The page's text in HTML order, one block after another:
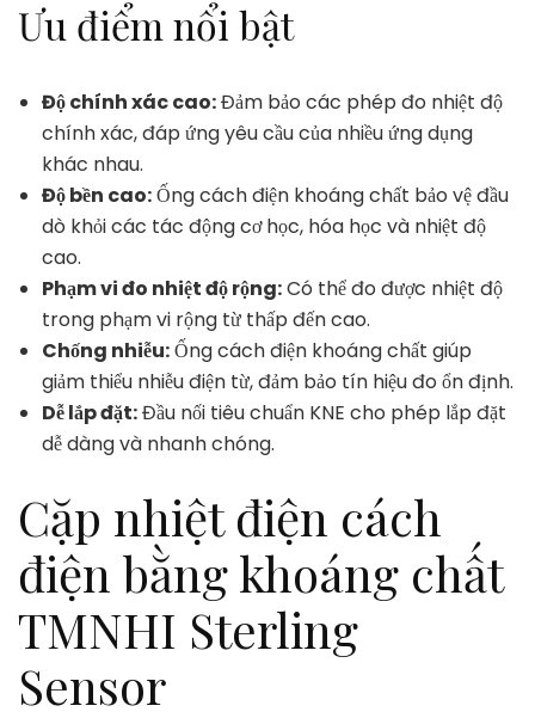
Ưu điểm nổi bật
Độ chính xác cao:Đảm bảo các phép đo nhiệt độ
chính xác, đáp ứng yêu cầu của nhiều ứng dụng
khác nhau.
Độ bền cao:Ống cách điện khoáng chất bảo vệ đầu
dò khỏi các tác động cơ học, hóa học và nhiệt độ
cao.
Phạm vi đo nhiệt độ rộng:Có thể đo được nhiệt độ
trong phạm vi rộng từ thấp đến cao.
Chống nhiễu:Ống cách điện khoáng chất giúp
giảm thiểu nhiễu điện từ, đảm bảo tín hiệu đo ổn định.
Dễ lắp đặt:Đầu nối tiêu chuẩn KNE cho phép lắp đặt
dễ dàng và nhanh chóng.
Cặp nhiệt điện cách
điện bằng khoáng chất
TMNHI Sterling
Sensor